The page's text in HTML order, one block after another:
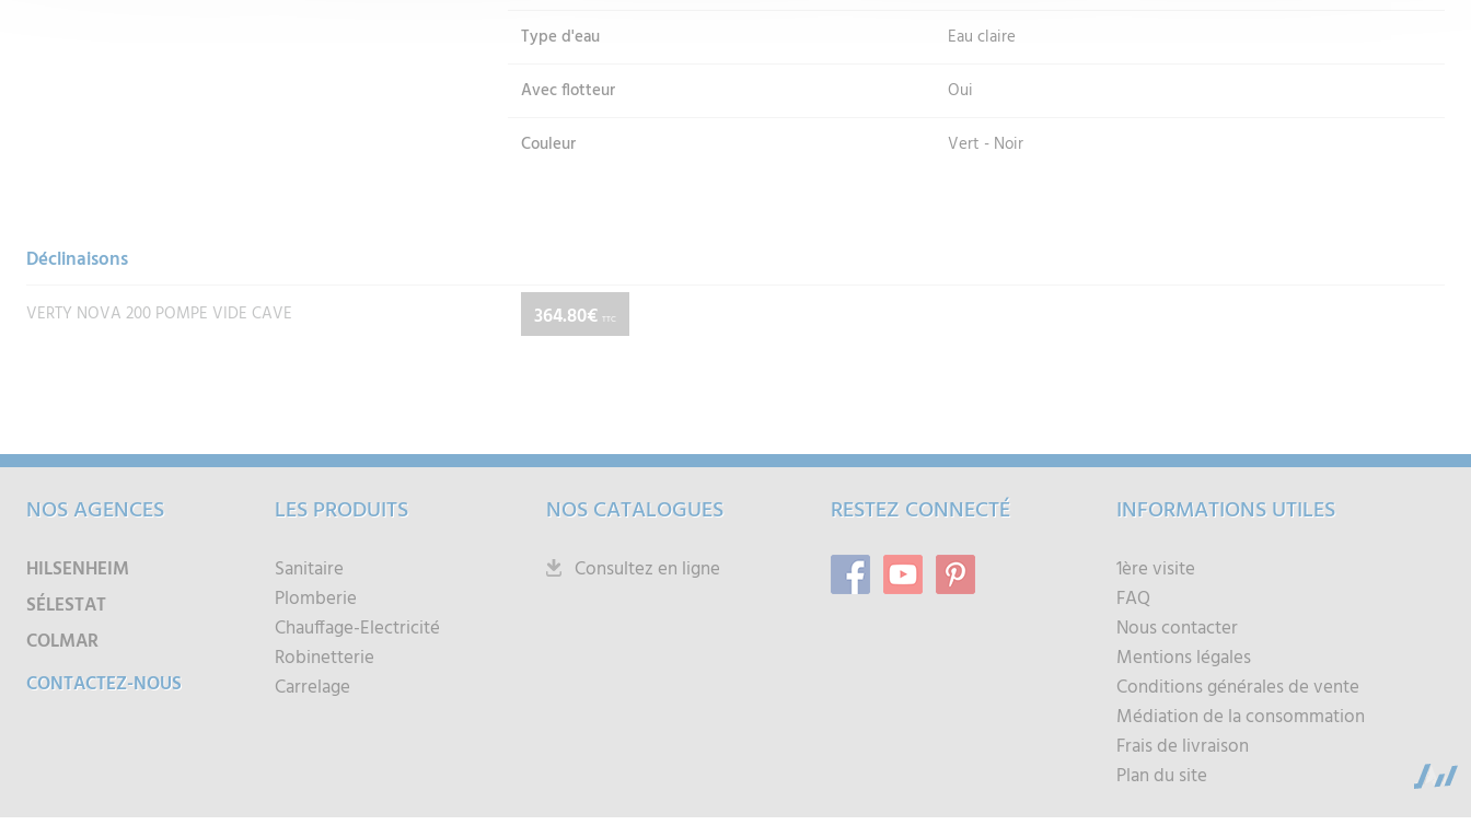
Type d'eau Eau claire
Avec flotteur Oui
Couleur Vert - Noir
Déclinaisons
VERTY NOVA 200 POMPE VIDE CAVE 364.80€ TTC
NOS AGENCES
HILSENHEIM
SÉLESTAT
COLMAR
CONTACTEZ-NOUS
LES PRODUITS
Sanitaire
Plomberie
Chauffage-Electricité
Robinetterie
Carrelage
NOS CATALOGUES
Consultez en ligne
RESTEZ CONNECTÉ INFORMATIONS UTILES
1ère visite
FAQ
Nous contacter
Mentions légales
Conditions générales de vente
Médiation de la consommation
Frais de livraison
Plan du site